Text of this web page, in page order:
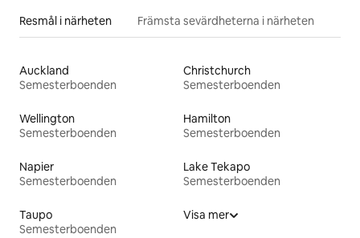
Resmål i närheten Främsta sevärdheterna i närheten
Auckland
Semesterboenden
Christchurch
Semesterboenden
Wellington
Semesterboenden
Hamilton
Semesterboenden
Napier
Semesterboenden
Lake Tekapo
Semesterboenden
Taupo
Semesterboenden
Visa mer